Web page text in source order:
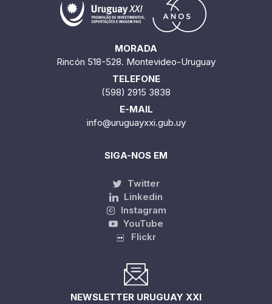
MORADA
Rincón 518-528. Montevideo-Uruguay
TELEFONE
(598) 2915 3838
E-MAIL
info@uruguayxxi.gub.uy
SIGA-NOS EM
Twitter
Linkedin
Instagram
YouTube
Flickr
NEWSLETTER URUGUAY XXI